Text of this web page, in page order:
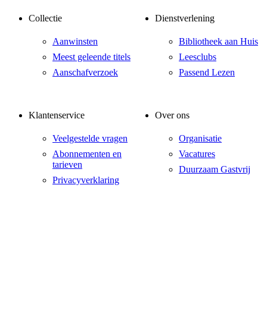
Collectie
Aanwinsten
Meest geleende titels
Aanschafverzoek
Dienstverlening
Bibliotheek aan Huis
Leesclubs
Passend Lezen
Klantenservice
Veelgestelde vragen
Abonnementen en
tarieven
Privacyverklaring
Over ons
Organisatie
Vacatures
Duurzaam Gastvrij